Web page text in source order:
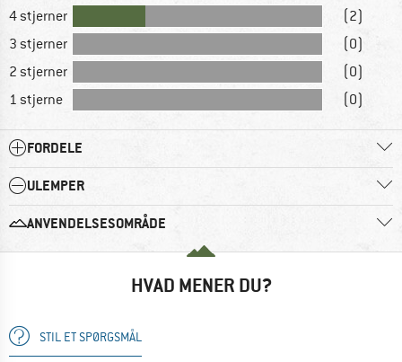
4 stjerner
(2)
3 stjerner
(0)
2 stjerner
(0)
1 stjerne
(0)
FORDELE
ULEMPER
ANVENDELSESOMRÅDE
HVAD MENER DU?
STIL ET SPØRGSMÅL